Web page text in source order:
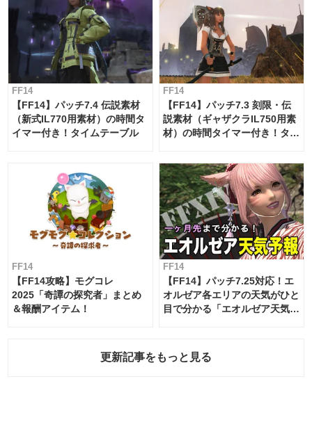
FF14
【FF14】パッチ7.4 伝説素材
（新式IL770用素材）の時間タ
イマー付き！タイムテーブル
FF14
【FF14】パッチ7.3 刻限・伝
説素材（ギャザクラIL750用素
材）の時間タイマー付き！タイ
FF14
【FF14攻略】モグコレ
2025「奇譚の探究者」まとめ
＆報酬アイテム！
FF14
【FF14】パッチ7.25対応！エ
オルゼア各エリアの天気がひと
目で分かる「エオルゼア天気予
更新記事をもっと見る